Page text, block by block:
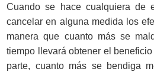
Cuando se hace cualquiera de
cancelar en alguna medida los
manera que cuanto más se
tiempo llevará obtener el
parte, cuanto más se bendiga